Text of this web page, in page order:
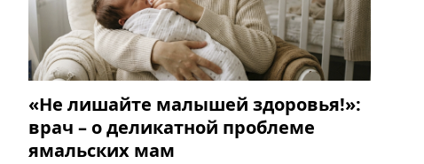
«Не лишайте малышей здоровья!»:
врач – о деликатной проблеме
ямальских мам